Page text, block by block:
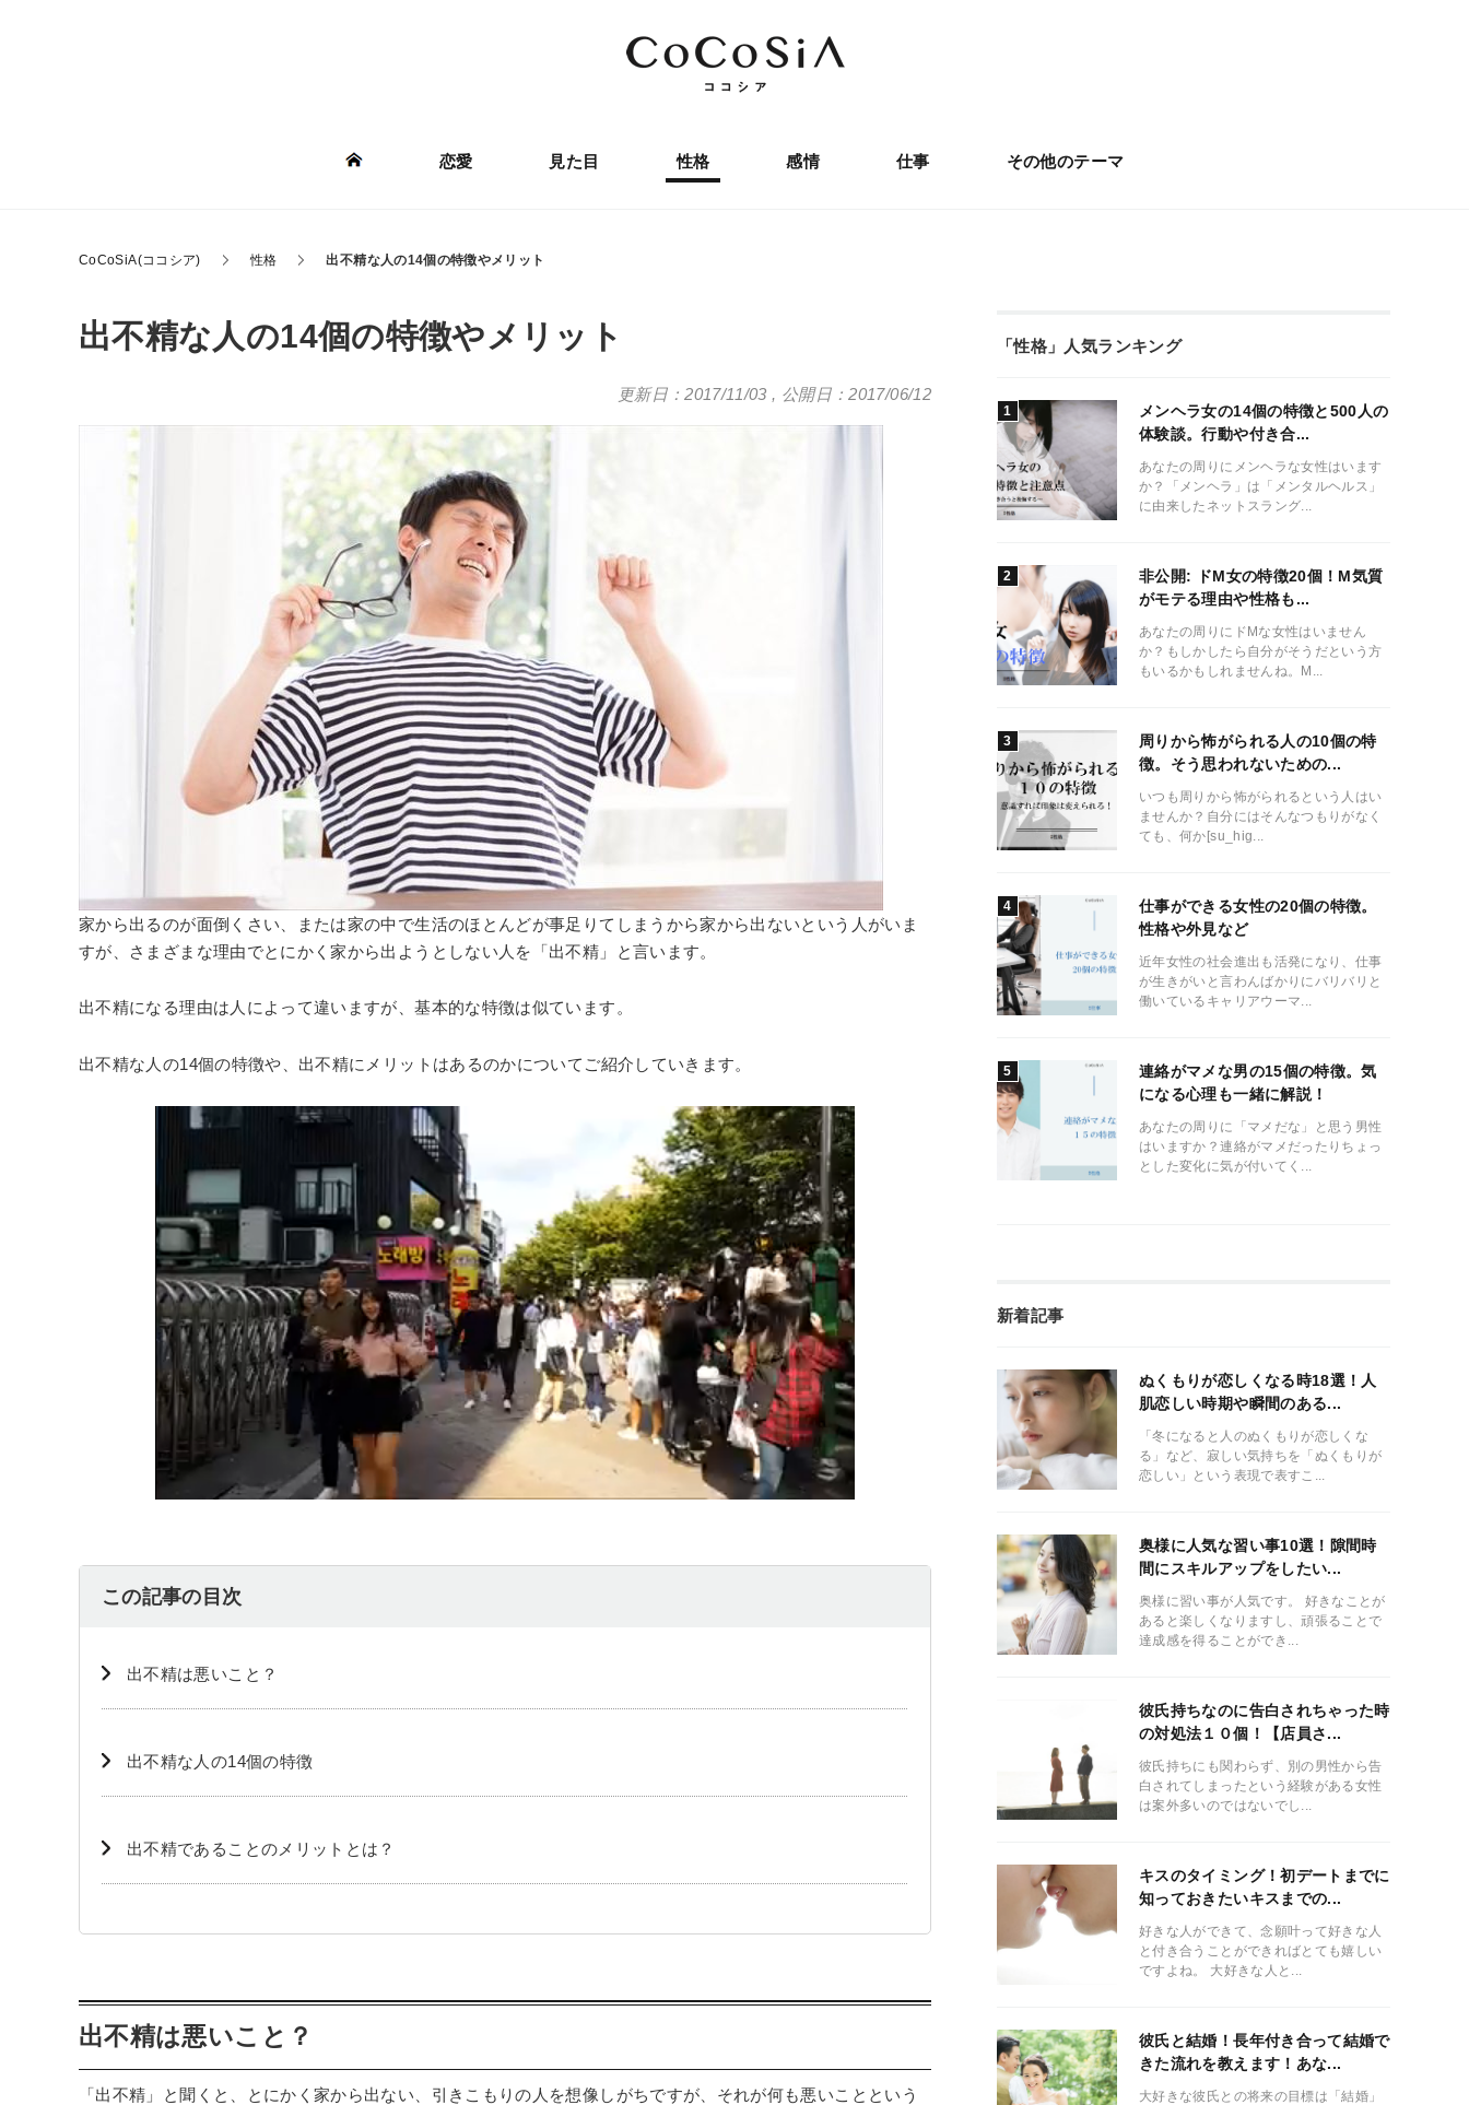
恋愛 見た目 性格 感情 仕事 その他のテーマ
CoCoSiA(ココシア) 性格 出不精な人の14個の特徴やメリット
出不精な人の14個の特徴やメリット
更新日：2017/11/03 , 公開日：2017/06/12
家から出るのが面倒くさい、または家の中で生活のほとんどが事足りてしまうから家から出ないという人がいま
すが、さまざまな理由でとにかく家から出ようとしない人を「出不精」と言います。
出不精になる理由は人によって違いますが、基本的な特徴は似ています。
出不精な人の14個の特徴や、出不精にメリットはあるのかについてご紹介していきます。
この記事の目次
出不精は悪いこと？
出不精な人の14個の特徴
出不精であることのメリットとは？
出不精は悪いこと？
「出不精」と聞くと、とにかく家から出ない、引きこもりの人を想像しがちですが、それが何も悪いことという
「性格」人気ランキング
メンヘラ女の14個の特徴と500人の
体験談。行動や付き合...
あなたの周りにメンヘラな女性はいます
か？「メンヘラ」は「メンタルヘルス」
に由来したネットスラング...
非公開: ドM女の特徴20個！M気質
がモテる理由や性格も...
あなたの周りにドMな女性はいません
か？もしかしたら自分がそうだという方
もいるかもしれませんね。M...
周りから怖がられる人の10個の特
徴。そう思われないための...
いつも周りから怖がられるという人はい
ませんか？自分にはそんなつもりがなく
ても、何か[su_hig...
仕事ができる女性の20個の特徴。
性格や外見など
近年女性の社会進出も活発になり、仕事
が生きがいと言わんばかりにバリバリと
働いているキャリアウーマ...
連絡がマメな男の15個の特徴。気
になる心理も一緒に解説！
あなたの周りに「マメだな」と思う男性
はいますか？連絡がマメだったりちょっ
とした変化に気が付いてく...
新着記事
ぬくもりが恋しくなる時18選！人
肌恋しい時期や瞬間のある...
「冬になると人のぬくもりが恋しくな
る」など、寂しい気持ちを「ぬくもりが
恋しい」という表現で表すこ...
奥様に人気な習い事10選！隙間時
間にスキルアップをしたい...
奥様に習い事が人気です。 好きなことが
あると楽しくなりますし、頑張ることで
達成感を得ることができ...
彼氏持ちなのに告白されちゃった時
の対処法１０個！【店員さ...
彼氏持ちにも関わらず、別の男性から告
白されてしまったという経験がある女性
は案外多いのではないでし...
キスのタイミング！初デートまでに
知っておきたいキスまでの...
好きな人ができて、念願叶って好きな人
と付き合うことができればとても嬉しい
ですよね。 大好きな人と...
彼氏と結婚！長年付き合って結婚で
きた流れを教えます！あな...
大好きな彼氏との将来の目標は「結婚」